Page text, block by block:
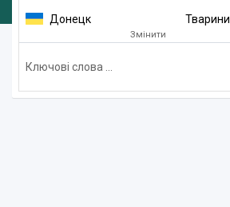
Донецк
Змінити
Тварини